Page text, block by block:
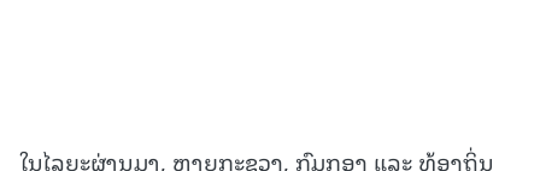
ໃນໄລຍະຜ່ານມາ, ຫຼາຍກະຊວງ, ກົມກອງ ແລະ ທ້ອງຖິ່ນ